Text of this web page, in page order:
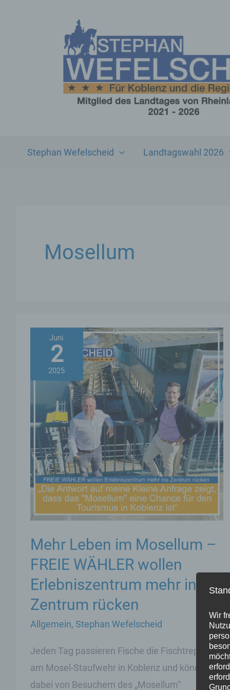
Stephan Wefelscheid Landtagswahl 2026
Mosellum
Juni
2
2025
Mehr Leben im Mosellum –
FREIE WÄHLER wollen
Erlebniszentrum mehr ins
Zentrum rücken
Allgemein, Stephan Wefelscheid
Jeden Tag passieren Fische die Fischtreppe
am Mosel-Staufwehr in Koblenz und können
dabei von Besuchern des „Mosellum“
Wir